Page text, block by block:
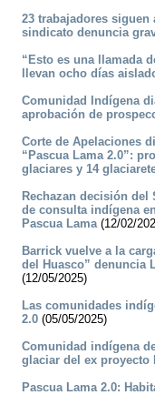
23 trabajadores
sindicato denuncia
“Esto es una llamada
llevan ocho días
Comunidad Indígena
aprobación de
Corte de Apelaciones
“Pascua Lama 2.0”:
glaciares y 14
Rechazan decisión
de consulta indígena
Pascua Lama(12/02/
Barrick vuelve a la
del Huasco” denuncia
(12/05/2025)
Las comunidades
2.0 (05/05/2025)
Comunidad indígena
glaciar del ex proyecto
Pascua Lama 2.0: